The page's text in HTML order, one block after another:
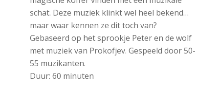
schat. Deze muziek klinkt wel heel bekend…
maar waar kennen ze dit toch van?
Gebaseerd op het sprookje Peter en de wolf
met muziek van Prokofjev. Gespeeld door 50-
55 muzikanten.
Duur: 60 minuten